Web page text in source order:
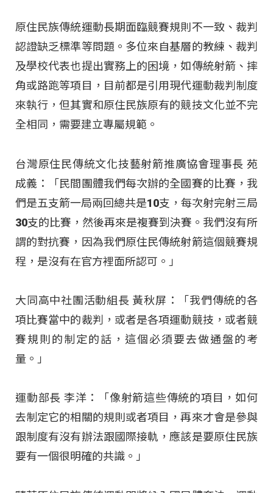
原住民族傳統運動長期面臨競賽規則不一致、裁判
認證缺乏標準等問題。多位來自基層的教練、裁判
及學校代表也提出實務上的困境，如傳統射箭、摔
角或路跑等項目，目前都是引用現代運動裁判制度
來執行，但其實和原住民族原有的競技文化並不完
全相同，需要建立專屬規範。
台灣原住民傳統文化技藝射箭推廣協會理事長 苑
成義：「民間團體我們每次辦的全國賽的比賽，我
們是五支箭一局兩回總共是10支，每次射完射三局
30支的比賽，然後再來是複賽到決賽。我們沒有所
謂的對抗賽，因為我們原住民傳統射箭這個競賽規
程，是沒有在官方裡面所認可。」
大同高中社團活動組長 黃秋屏：「我們傳統的各
項比賽當中的裁判，或者是各項運動競技，或者競
賽規則的制定的話，這個必須要去做通盤的考
量。」
運動部長 李洋：「像射箭這些傳統的項目，如何
去制定它的相關的規則或者項目，再來才會是參與
跟制度有沒有辦法跟國際接軌，應該是要原住民族
要有一個很明確的共識。」